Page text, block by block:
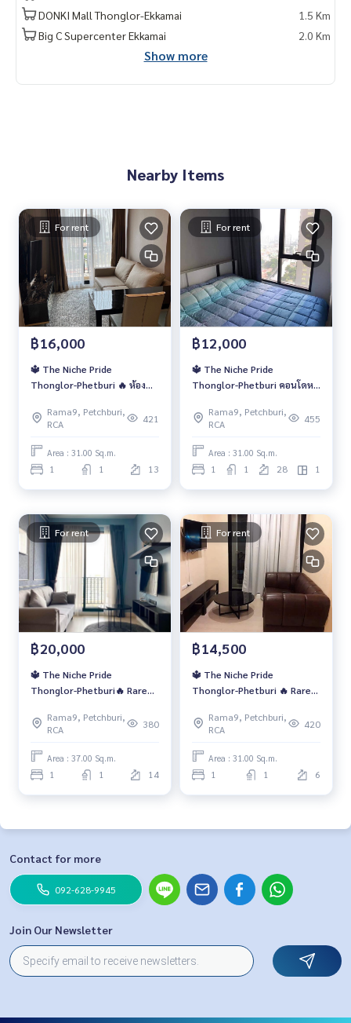
• Major เอกมัย : 3.2 กม.
• Terminal 21 : 3.5 กม.
• ท้องฟ้าจำลอง : 3.2 กม.
โทร092-628-9945ใบมิ้นท์
Call 082-269-6289 Mo for EN/TH
#คอนโด #คอนโดให้เช่า #คอนโดติดBTS #คอนโดใกล้ห้างสรรพสิ
นค้า #คอนโดใกล้รพ. #คอนโดหรู #คอนโด #TheNichePrideTho
nglorPhetburi #เดอะนิชไพรด์ทองหล่อเพชรบุรี
DONKI Mall Thonglor-Ekkamai
1.5 Km
Big C Supercenter Ekkamai
2.0 Km
Show more
Nearby Items
For rent
฿16,000
🔱 The Niche Pride
Thonglor-Phetburi 🔥 ห้อง
16,000 บาท/เดือน 🔥
Rama9, Petchburi,
RCA
421
Area : 31.00 Sq.m.
1 1 13
For rent
฿12,000
🔱 The Niche Pride
Thonglor-Phetburi คอนโดหรู
12,000 บาท/เดือน 🔥🔥
Rama9, Petchburi,
RCA
455
Area : 31.00 Sq.m.
1 1 28 1
For rent
฿20,000
🔱 The Niche Pride
Thonglor-Phetburi🔥 Rare
Rama9, Petchburi,
RCA
380
Area : 37.00 Sq.m.
1 1 14
For rent
฿14,500
🔱 The Niche Pride
Thonglor-Phetburi 🔥 Rare
Rama9, Petchburi,
RCA
420
Area : 31.00 Sq.m.
1 1 6
Contact for more
092-628-9945
Join Our Newsletter